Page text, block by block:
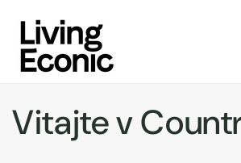
na
obsah
Vitajte v